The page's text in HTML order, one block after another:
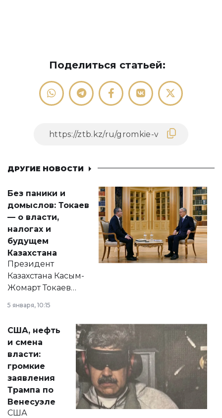
Поделиться статьей:
ДРУГИЕ НОВОСТИ
Без паники и
домыслов: Токаев
— о власти,
налогах и
будущем
Казахстана
Президент
Казахстана Касым-
Жомарт Токаев
сразу несколько
актуальных тем —
от слухов о
политических
реформах до
вопросов армии,
экономики и
личного здоровья.
5 января, 10:15
США, нефть
и смена
власти:
громкие
заявления
Трампа по
Венесуэле
США